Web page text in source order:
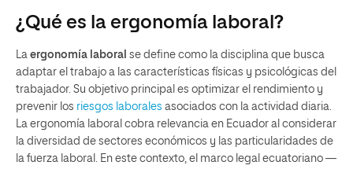
¿Qué es la ergonomía laboral?
La ergonomía laboral se define como la disciplina que busca
adaptar el trabajo a las características físicas y psicológicas del
trabajador. Su objetivo principal es optimizar el rendimiento y
prevenir los riesgos laborales asociados con la actividad diaria.
La ergonomía laboral cobra relevancia en Ecuador al considerar
la diversidad de sectores económicos y las particularidades de
la fuerza laboral. En este contexto, el marco legal ecuatoriano —